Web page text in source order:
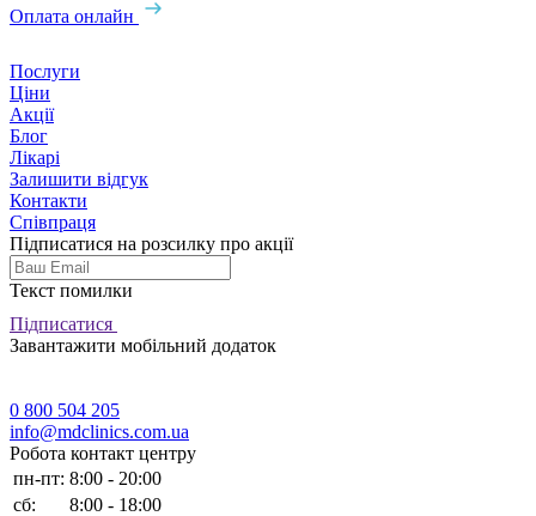
Оплата онлайн
Послуги
Ціни
Акції
Блог
Лікарі
Залишити відгук
Контакти
Співпраця
Підписатися на розсилку про акції
Текст помилки
Підписатися
Завантажити мобільний додаток
0 800 504 205
info@mdclinics.com.ua
Робота контакт центру
пн-пт: 8:00 - 20:00
сб:
8:00 - 18:00